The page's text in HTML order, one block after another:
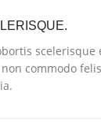
scelerisque
commodo